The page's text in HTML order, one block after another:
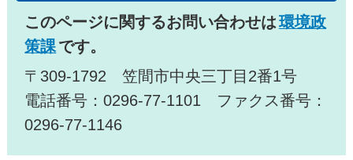
このページに関するお問い合わせは環境政
策課です。
〒309-1792 笠間市中央三丁目2番1号
電話番号：0296-77-1101 ファクス番号：
0296-77-1146